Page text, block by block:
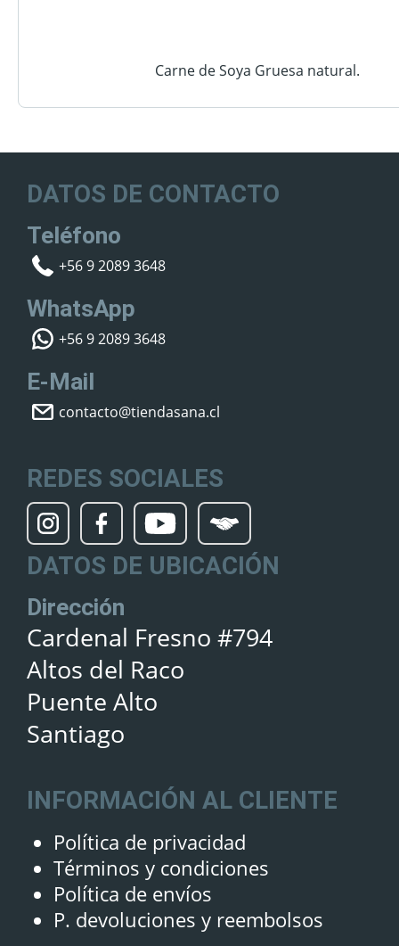
Carne de Soya Gruesa natural.
DATOS DE CONTACTO
Teléfono
+56 9 2089 3648
WhatsApp
+56 9 2089 3648
E-Mail
contacto@tiendasana.cl
REDES SOCIALES
DATOS DE UBICACIÓN
Dirección
Cardenal Fresno #794
Altos del Raco
Puente Alto
Santiago
INFORMACIÓN AL CLIENTE
Política de privacidad
Términos y condiciones
Política de envíos
P. devoluciones y reembolsos